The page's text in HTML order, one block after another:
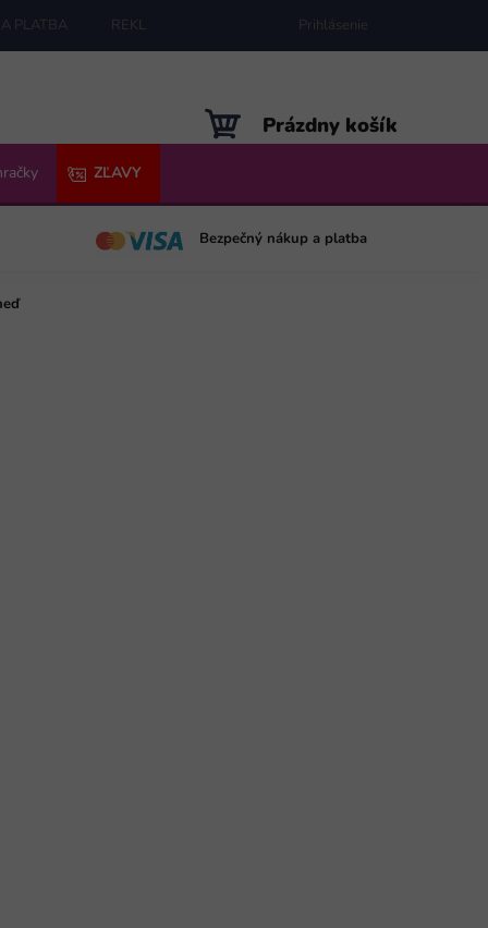
PLATBA REKLAMÁCIE MAPA SERVERU
Prihlásenie
NÁKUPNÝ
KOŠÍK
Prázdny košík
ZĽAVY
Bezpečný nákup a platba